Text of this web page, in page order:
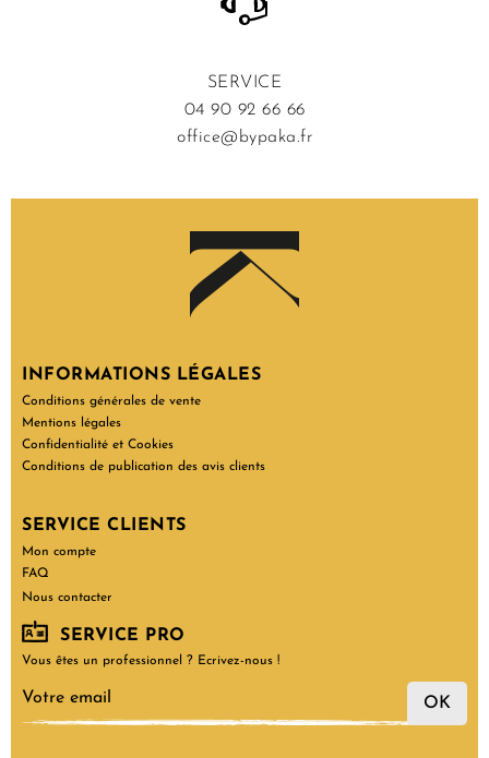
SERVICE
04 90 92 66 66
office@bypaka.fr
INFORMATIONS LÉGALES
Conditions générales de vente
Mentions légales
Confidentialité et Cookies
Conditions de publication des avis clients
SERVICE CLIENTS
Mon compte
FAQ
Nous contacter
SERVICE PRO
Vous êtes un professionnel ? Ecrivez-nous !
OK